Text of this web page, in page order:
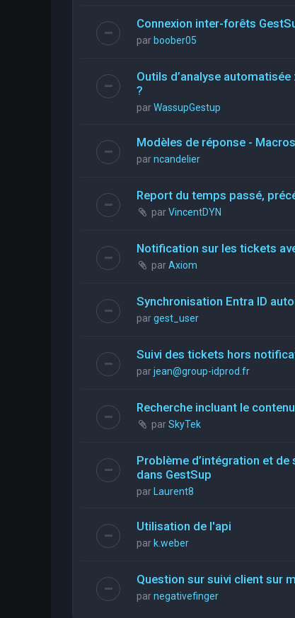
Connexion inter-forêts
par boober05
Outils d’analyse
?
parWassupGestup
Modèles de réponse - Macros
parncandelier
Report du temps passé,
parVincentDYN
Notification sur les tickets
parAxiom
Synchronisation Entra ID
pargest_user
Suivi des tickets hors
parjean@group-idprod.fr
Recherche incluant le
parSkyTek
Problème d’intégration et
dans GestSup
par Laurent8
Utilisation de l'api
par k.weber
Question sur suivi client sur
parnegativefinger